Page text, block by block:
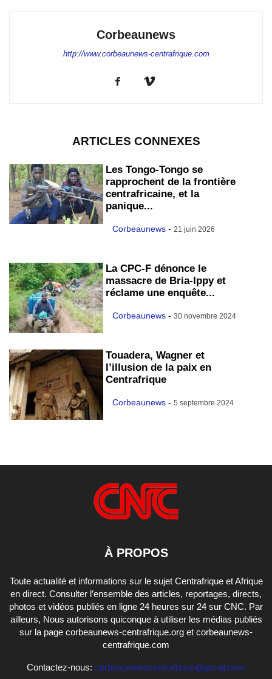
Corbeaunews
http://www.corbeaunews-centrafrique.com
ARTICLES CONNEXES
Les Tongo-Tongo se
rapprochent de la frontière
centrafricaine, et la
panique...
Corbeaunews - 21 juin 2026
La CPC-F dénonce le
massacre de Bria-Ippy et
réclame une enquête...
Corbeaunews - 30 novembre 2024
Touadera, Wagner et
l’illusion de la paix en
Centrafrique
Corbeaunews - 5 septembre 2024
À PROPOS
Toute actualité et informations sur le sujet Centrafrique et Afrique
en direct. Consulter l’ensemble des articles, reportages, directs,
photos et vidéos publiés en ligne 24 heures sur 24 sur CNC. Par
ailleurs, Nous autorisons quiconque à utiliser les médias publiés
sur la page corbeaunews-centrafrique.org et corbeaunews-
centrafrique.com
Contactez-nous: corbeaunewscentrafrique@gmail.com